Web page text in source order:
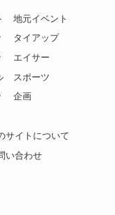
地元イベント
タイアップ
エイサー
スポーツ
企画
サイトについて
い合わせ